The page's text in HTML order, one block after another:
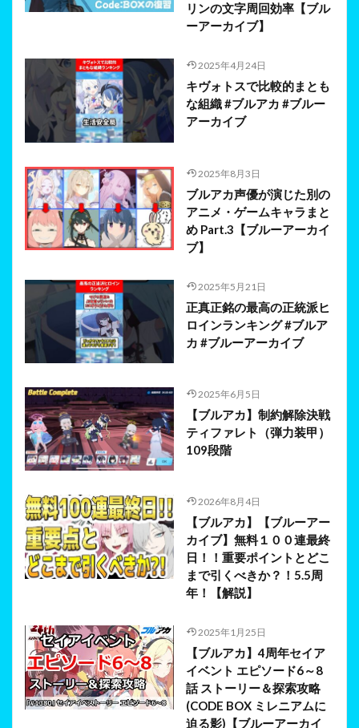
リンの文字周回効率【ブル
ーアーカイブ】
2025年4月24日
キヴォトスで比較的まとも
な組織 #ブルアカ #ブルー
アーカイブ
2025年8月3日
ブルアカ声優が演じた別の
アニメ・ゲームキャラまと
め Part.3【ブルーアーカイ
ブ】
2025年5月21日
正真正銘の最高の正統派ヒ
ロインランキング #ブルア
カ #ブルーアーカイブ
2025年6月5日
【ブルアカ】制約解除決戦
ティファレト（弾力装甲）
109段階
2026年8月4日
【ブルアカ】【ブルーアー
カイブ】無料１００連最終
日！！重要ポイントとどこ
まで引くべきか？！5.5周
年！【解説】
2025年1月25日
【ブルアカ】4周年セイア
イベント エピソード6～8
話 ストーリー＆探索攻略
(CODE BOX ミレニアムに
迫る影)【ブルーアーカイ